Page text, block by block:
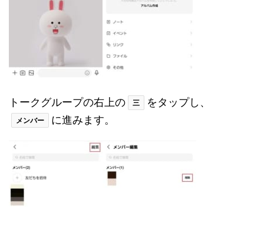
トークグループの右上の 三 をタップし、
メンバー に進みます。